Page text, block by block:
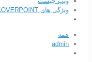
ویژگی های EMC RECOVERPOINT
همه
admin